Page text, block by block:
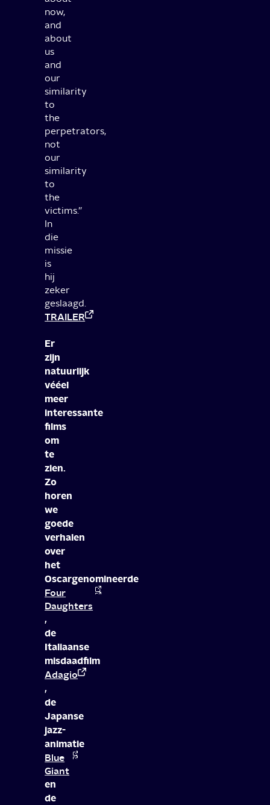
now,
and
about
us
and
our
similarity
to
the
perpetrators,
not
our
similarity
to
the
victims.”
In
die
missie
is
hij
zeker
geslaagd.
TRAILER
Er
zijn
natuurlijk
vééel
meer
interessante
films
om
te
zien.
Zo
horen
we
goede
verhalen
over
het
Oscargenomineerde
Four
Daughters
,
de
Italiaanse
misdaadfilm
Adagio
,
de
Japanse
jazz-
animatie
Blue
Giant
en
de